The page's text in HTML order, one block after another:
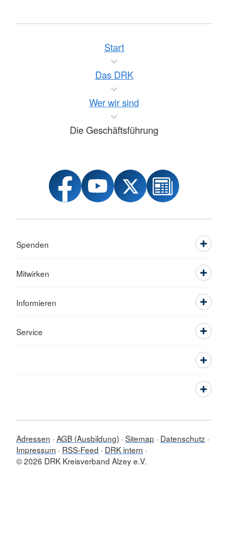
Start
Das DRK
Wer wir sind
Die Geschäftsführung
Spenden
Mitwirken
Informieren
Service
Adressen AGB (Ausbildung) Sitemap
Datenschutz
Impressum
RSS-Feed
DRK intern
© 2026 DRK Kreisverband Alzey e.V.